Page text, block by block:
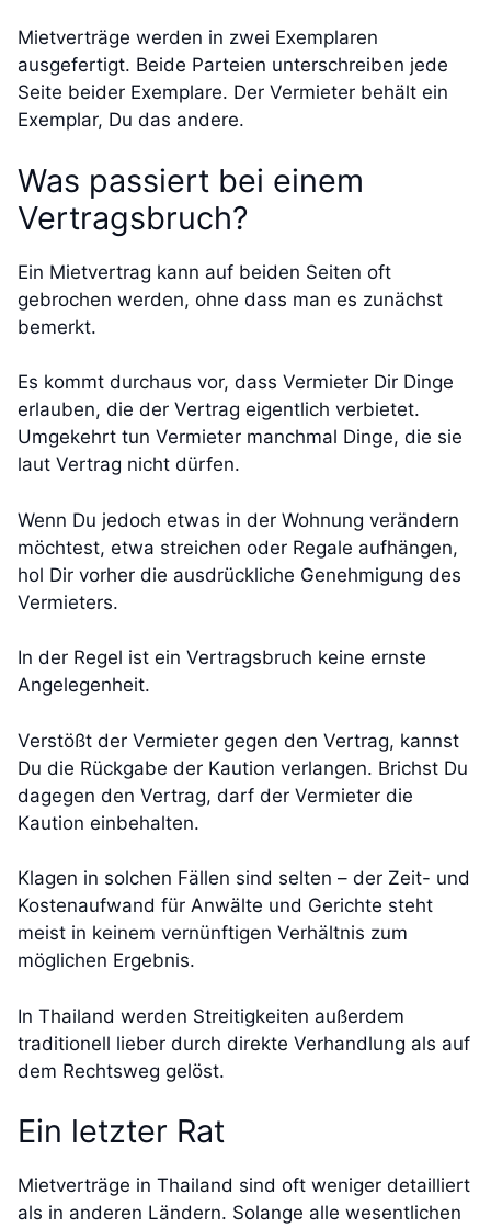
Mietverträge werden in zwei Exemplaren
ausgefertigt. Beide Parteien unterschreiben jede
Seite beider Exemplare. Der Vermieter behält ein
Exemplar, Du das andere.
Was passiert bei einem
Vertragsbruch?
Ein Mietvertrag kann auf beiden Seiten oft
gebrochen werden, ohne dass man es zunächst
bemerkt.
Es kommt durchaus vor, dass Vermieter Dir Dinge
erlauben, die der Vertrag eigentlich verbietet.
Umgekehrt tun Vermieter manchmal Dinge, die sie
laut Vertrag nicht dürfen.
Wenn Du jedoch etwas in der Wohnung verändern
möchtest, etwa streichen oder Regale aufhängen,
hol Dir vorher die ausdrückliche Genehmigung des
Vermieters.
In der Regel ist ein Vertragsbruch keine ernste
Angelegenheit.
Verstößt der Vermieter gegen den Vertrag, kannst
Du die Rückgabe der Kaution verlangen. Brichst Du
dagegen den Vertrag, darf der Vermieter die
Kaution einbehalten.
Klagen in solchen Fällen sind selten – der Zeit- und
Kostenaufwand für Anwälte und Gerichte steht
meist in keinem vernünftigen Verhältnis zum
möglichen Ergebnis.
In Thailand werden Streitigkeiten außerdem
traditionell lieber durch direkte Verhandlung als auf
dem Rechtsweg gelöst.
Ein letzter Rat
Mietverträge in Thailand sind oft weniger detailliert
als in anderen Ländern. Solange alle wesentlichen